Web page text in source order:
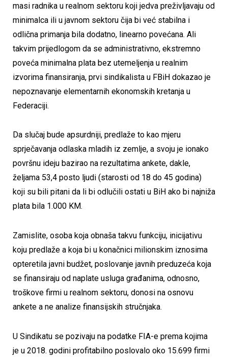
masi radnika u realnom sektoru koji jedva preživljavaju od
minimalca ili u javnom sektoru čija bi već stabilna i
odlična primanja bila dodatno, linearno povećana. Ali
takvim prijedlogom da se administrativno, ekstremno
poveća minimalna plata bez utemeljenja u realnim
izvorima finansiranja, prvi sindikalista u FBiH dokazao je
nepoznavanje elementarnih ekonomskih kretanja u
Federaciji.
Da slučaj bude apsurdniji, predlaže to kao mjeru
sprječavanja odlaska mladih iz zemlje, a svoju je ionako
površnu ideju bazirao na rezultatima ankete, dakle,
željama 53,4 posto ljudi (starosti od 18 do 45 godina)
koji su bili pitani da li bi odlučili ostati u BiH ako bi najniža
plata bila 1.000 KM.
Zamislite, osoba koja obnaša takvu funkciju, inicijativu
koju predlaže a koja bi u konačnici milionskim iznosima
opteretila javni budžet, poslovanje javnih preduzeća koja
se finansiraju od naplate usluga građanima, odnosno,
troškove firmi u realnom sektoru, donosi na osnovu
ankete a ne analize finansijskih stručnjaka.
U Sindikatu se pozivaju na podatke FIA-e prema kojima
je u 2018. godini profitabilno poslovalo oko 15.699 firmi